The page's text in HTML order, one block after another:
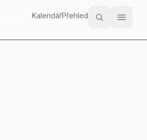
KalendářPřehled